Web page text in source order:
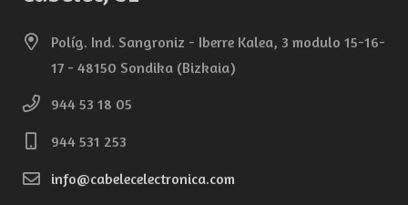
Políg. Ind. Sangroniz - Iberre Kalea, 3 modulo 15-16-
17 - 48150 Sondika (Bizkaia)
944 53 18 05
944 531 253
info@cabelecelectronica.com